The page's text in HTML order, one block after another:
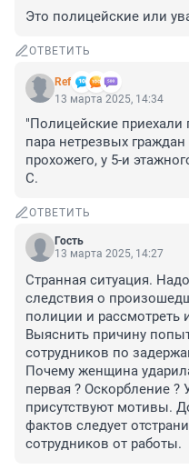
Это полицейские или
ОТВЕТИТЬ
Ref
13 марта 2025, 14:34
"Полицейские приехали
пара нетрезвых
прохожего, у 5-и
С.
ОТВЕТИТЬ
Гость
13 марта 2025, 14:27
Странная ситуация.
следствия о
полиции и рассмотреть
Выяснить причину
сотрудников по
Почему женщина
первая ? Оскорбление
присутствуют мотивы.
фактов следует
сотрудников от работы.